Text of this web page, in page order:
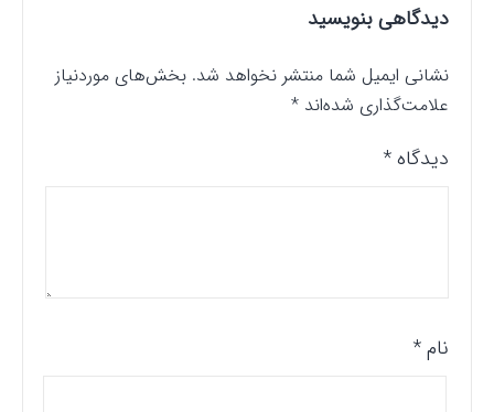
دیدگاهی بنویسید
نشانی ایمیل شما منتشر نخواهد شد. بخش‌های موردنیاز
علامت‌گذاری شده‌اند*
دیدگاه*
نام*